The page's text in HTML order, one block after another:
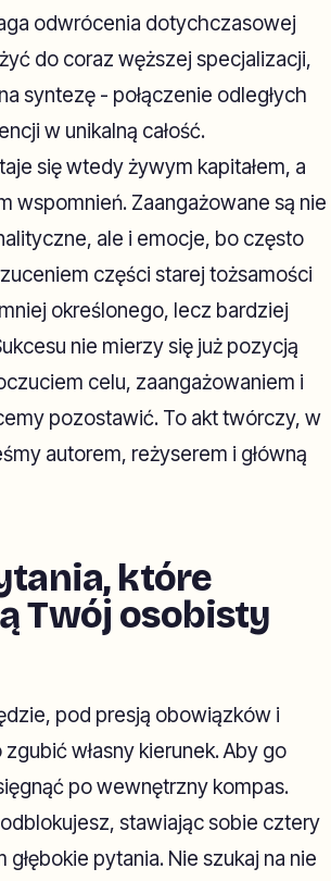
odwrócenia dotychczasowej
do coraz węższej specjalizacji,
syntezę - połączenie odległych
w unikalną całość.
się wtedy żywym kapitałem, a
wspomnień. Zaangażowane są nie
ale i emocje, bo często
części starej tożsamości
określonego, lecz bardziej
nie mierzy się już pozycją
celu, zaangażowaniem i
pozostawić. To akt twórczy, w
autorem, reżyserem i główną
które
Twój osobisty
pod presją obowiązków i
własny kierunek. Aby go
po wewnętrzny kompas.
stawiając sobie cztery
głębokie pytania. Nie szukaj na nie